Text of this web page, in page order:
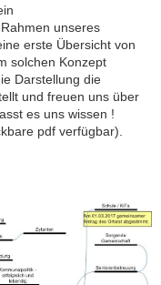
unseres
erste Übersicht von
solchen Konzept
Darstellung die
und freuen uns über
es uns wissen !
pdf verfügbar).